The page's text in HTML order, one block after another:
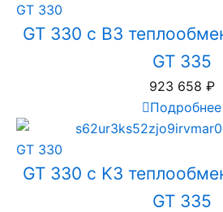
GT 330
GT 330 с B3
GT 335
923 658 ₽
Подробнее
GT 330
GT 330 с K3
GT 335